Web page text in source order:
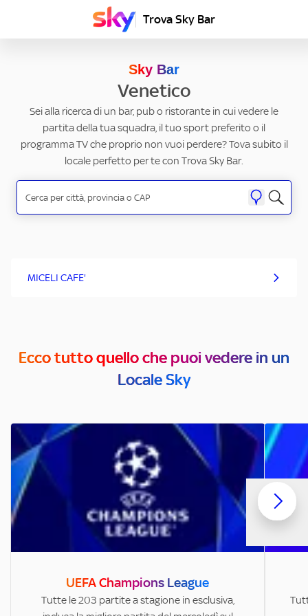
Trova Sky Bar
Sky Bar
Venetico
Sei alla ricerca di un bar, pub o ristorante in cui vedere le
partita della tua squadra, il tuo sport preferito o il
programma TV che proprio non vuoi perdere? Tova subito il
locale perfetto per te con Trova Sky Bar.
MICELI CAFE'
Ecco tutto quello che puoi vedere in un
Locale Sky
UEFA Champions League
Tutte le 203 partite a stagione in esclusiva,